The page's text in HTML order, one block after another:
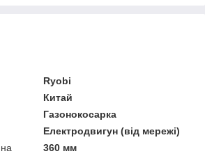
Ryobi
Китай
Газонокосарка
Електродвигун (від мережі)
360 мм